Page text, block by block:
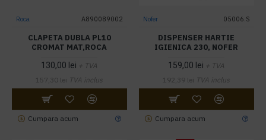
Roca A890089002
CLAPETA DUBLA PL10
CROMAT MAT,ROCA
130,00 lei + TVA
157,30 lei TVA inclus
Cumpara acum
Nofer 05006.S
DISPENSER HARTIE
IGIENICA 230, NOFER
159,00 lei + TVA
192,39 lei TVA inclus
Cumpara acum